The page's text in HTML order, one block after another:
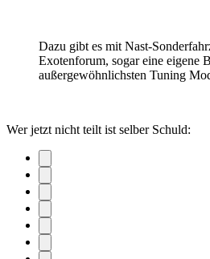
Dazu gibt es mit Nast-
Exotenforum, sogar eine eigene
außergewöhnlichsten Tuning
Wer jetzt nicht teilt ist selber Schuld: